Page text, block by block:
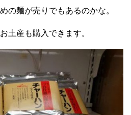
の麺が売りでもあるのかな。
土産も購入できます。